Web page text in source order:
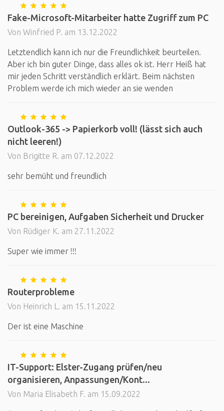
Fake-Microsoft-Mitarbeiter hatte Zugriff zum PC
Von Winfried P. am 13.12.2022
Letztendlich kann ich nur die Freundlichkeit beurteilen.
Aber ich bin guter Dinge, dass alles ok ist. Herr Heiß hat
mir jeden Schritt verständlich erklärt. Beim nächsten
Problem werde ich mich wieder an sie wenden
Outlook-365 -> Papierkorb voll! (lässt sich auch
nicht leeren!)
Von Brigitte R. am 07.12.2022
sehr bemüht und freundlich
PC bereinigen, Aufgaben Sicherheit und Drucker
Von Rüdiger K. am 27.11.2022
Super wie immer !!!
Routerprobleme
Von Heinrich L. am 15.11.2022
Der ist eine Maschine
IT-Support: Elster-Zugang prüfen/neu
organisieren, Anpassungen/Kont...
Von Maria Elisabeth F. am 15.09.2022